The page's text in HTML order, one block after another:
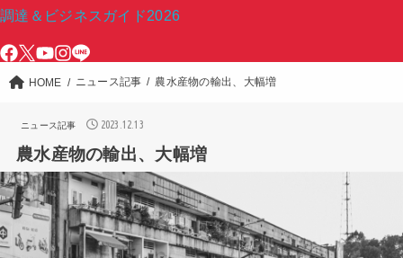
調達＆ビジネスガイド2026
HOME ニュース記事 農水産物の輸出、大幅増
ニュース記事 2023.12.13
農水産物の輸出、大幅増